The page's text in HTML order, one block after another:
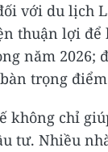
với du lịch
thuận lợi
năm 2026;
trọng
không chỉ
tư. Nhiều